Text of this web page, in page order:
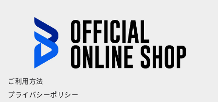
ご利用方法
プライバシーポリシー